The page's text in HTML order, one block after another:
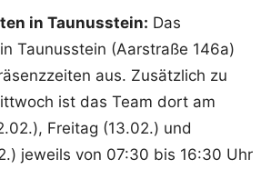
in Taunusstein: Das
Taunusstein (Aarstraße 146a)
aus. Zusätzlich zu
ist das Team dort am
Freitag (13.02.) und
jeweils von 07:30 bis 16:30 Uhr